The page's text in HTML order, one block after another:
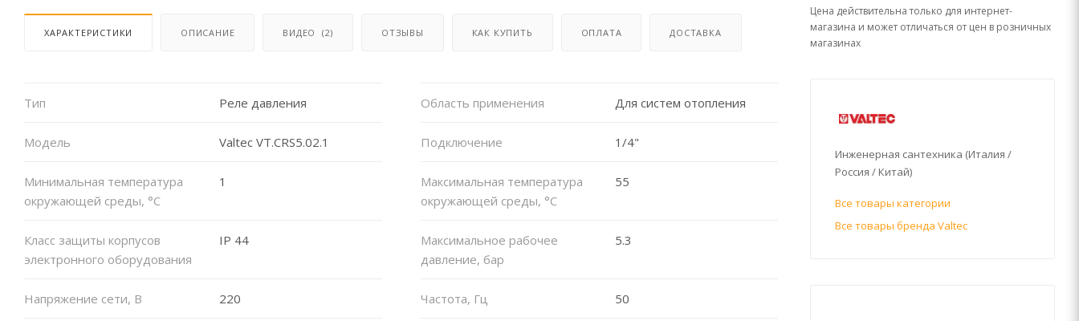
ХАРАКТЕРИСТИКИ ОПИСАНИЕ ВИДЕО (2) ОТЗЫВЫ КАК КУПИТЬ ОПЛАТА ДОСТАВКА
Тип Реле давления Область применения Для систем отопления
Модель Valtec VT.CRS5.02.1 Подключение 1/4"
Минимальная температура
окружающей среды, °С
1
Максимальная температура
окружающей среды, °С
55
Класс защиты корпусов
электронного оборудования
IP 44
Максимальное рабочее
давление, бар
5.3
Напряжение сети, В 220 Частота, Гц 50
Цена действительна только для интернет-
магазина и может отличаться от цен в розничных
магазинах
Инженерная сантехника (Италия /
Россия / Китай)
Все товары категории
Все товары бренда Valtec